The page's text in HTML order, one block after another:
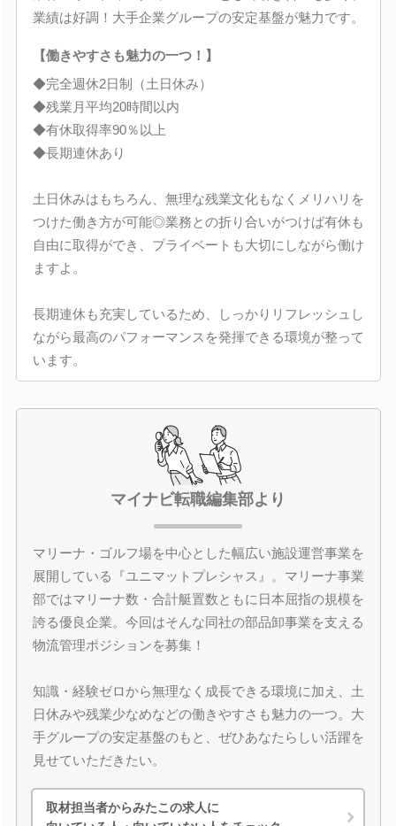
業績は好調！大手企業グループの安定基盤が魅力です。
【働きやすさも魅力の一つ！】
◆完全週休2日制（土日休み）
◆残業月平均20時間以内
◆有休取得率90％以上
◆長期連休あり
土日休みはもちろん、無理な残業文化もなくメリハリを
つけた働き方が可能◎業務との折り合いがつけば有休も
自由に取得ができ、プライベートも大切にしながら働け
ますよ。
長期連休も充実しているため、しっかりリフレッシュし
ながら最高のパフォーマンスを発揮できる環境が整って
います。
マイナビ転職編集部より
マリーナ・ゴルフ場を中心とした幅広い施設運営事業を
展開している『ユニマットプレシャス』。マリーナ事業
部ではマリーナ数・合計艇置数ともに日本屈指の規模を
誇る優良企業。今回はそんな同社の部品卸事業を支える
物流管理ポジションを募集！
知識・経験ゼロから無理なく成長できる環境に加え、土
日休みや残業少なめなどの働きやすさも魅力の一つ。大
手グループの安定基盤のもと、ぜひあなたらしい活躍を
見せていただきたい。
取材担当者からみたこの求人に